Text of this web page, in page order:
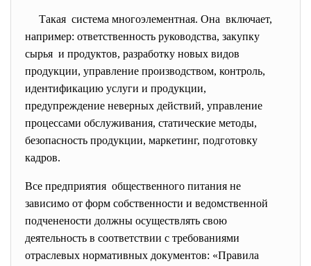
Такая система многоэлементная. Она включает,
например: ответственность руководства, закупку
сырья и продуктов, разработку новых видов
продукции, управление производством, контроль,
идентификацию услуги и продукции,
предупреждение неверных действий, управление
процессами обслуживания, статические методы,
безопасность продукции, маркетинг, подготовку
кадров.
Все предприятия общественного питания не
зависимо от форм собственности и ведомственной
подченености должны осуществлять свою
деятельность в соответствии с требованиями
отраслевых нормативных документов: «Правила